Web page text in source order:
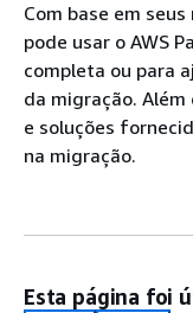
Com base em
pode usar o AWS
completa ou para
da migração.
e soluções
na migração.
Esta página foi